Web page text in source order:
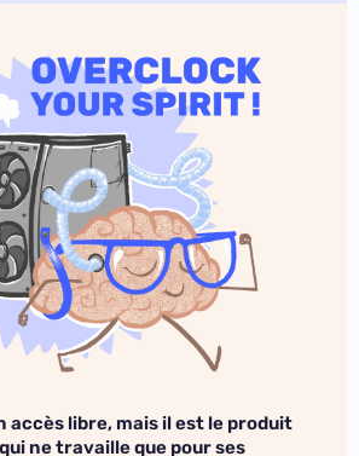
accès libre, mais il est le produit
ne travaille que pour ses